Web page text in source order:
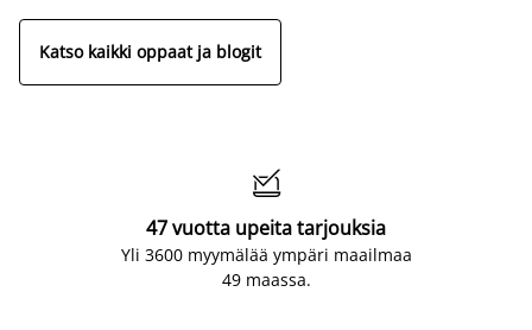
Katso kaikki oppaat ja blogit

47 vuotta upeita tarjouksia
Yli 3600 myymälää ympäri maailmaa
49 maassa.